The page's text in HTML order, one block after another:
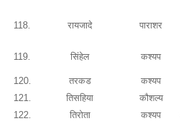
118. रायजादे पाराशर
119. सिंहेल कश्यप
120.
तरकड कश्यप
121.
तिसहिया कौशल्य
122.
तिरोता कश्यप